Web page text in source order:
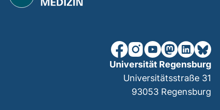
unsere Facebook-Seite
unsere Instagram-
unsere YouTube-
unsereunsere
Universität Regensburg
Universitätsstraße 31
93053 Regensburg